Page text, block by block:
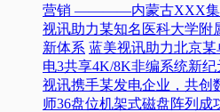
营销 ————内蒙古XXX集
视讯助力某知名医科大学附
新体系 蓝美视讯助力北京
电3共享4K/8K非编系统新纪
视讯携手某发电企业，共
师36盘位机架式磁盘阵列成